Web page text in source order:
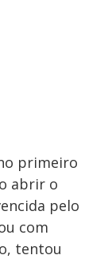
primeiro
abrir o
pelo
com
tentou